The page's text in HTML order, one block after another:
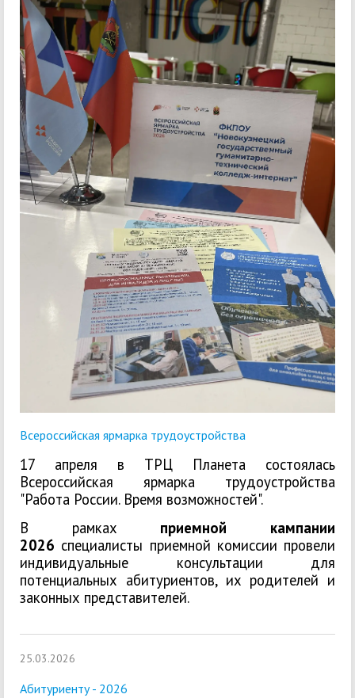
Всероссийская ярмарка трудоустройства
17 апреля в ТРЦ Планета состоялась
Всероссийская ярмарка трудоустройства
"Работа России. Время возможностей".
В рамках приемной кампании
2026 специалисты приемной комиссии провели
индивидуальные консультации для
потенциальных абитуриентов, их родителей и
законных представителей.
25.03.2026
Абитуриенту - 2026